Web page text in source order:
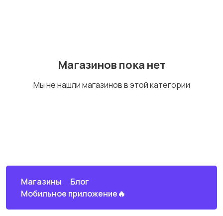
Telegram каналы
Яндекс Дзен
Магазинов пока нет
Мы не нашли магазинов в этой категории
Магазины
Блог
Мобильное приложение🔥